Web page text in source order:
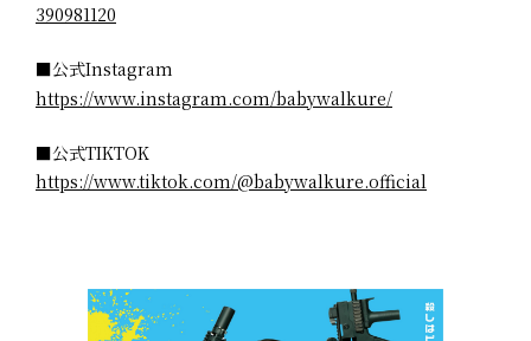
390981120
■公式Instagram
https://www.instagram.com/babywalkure/
■公式TIKTOK
https://www.tiktok.com/@babywalkure.official